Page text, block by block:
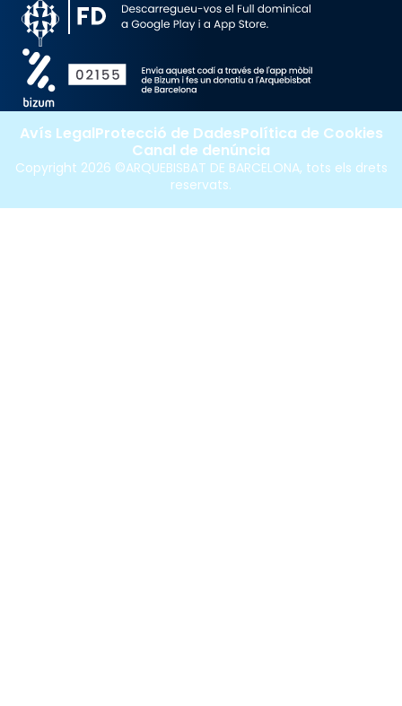
Copyright 2026 ©ARQUEBISBAT DE BARCELONA, tots els drets
reservats.
Avís LegalProtecció de DadesPolítica de Cookies
Canal de denúncia